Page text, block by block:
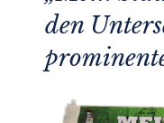
den